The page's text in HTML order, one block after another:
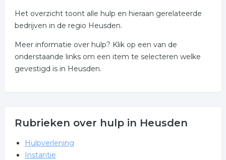
Het overzicht toont alle hulp en hieraan gerelateerde
bedrijven in de regio Heusden.
Meer informatie over hulp? Klik op een van de
onderstaande links om een item te selecteren welke
gevestigd is in Heusden.
Rubrieken over hulp in Heusden
Hulpverlening
Instantie